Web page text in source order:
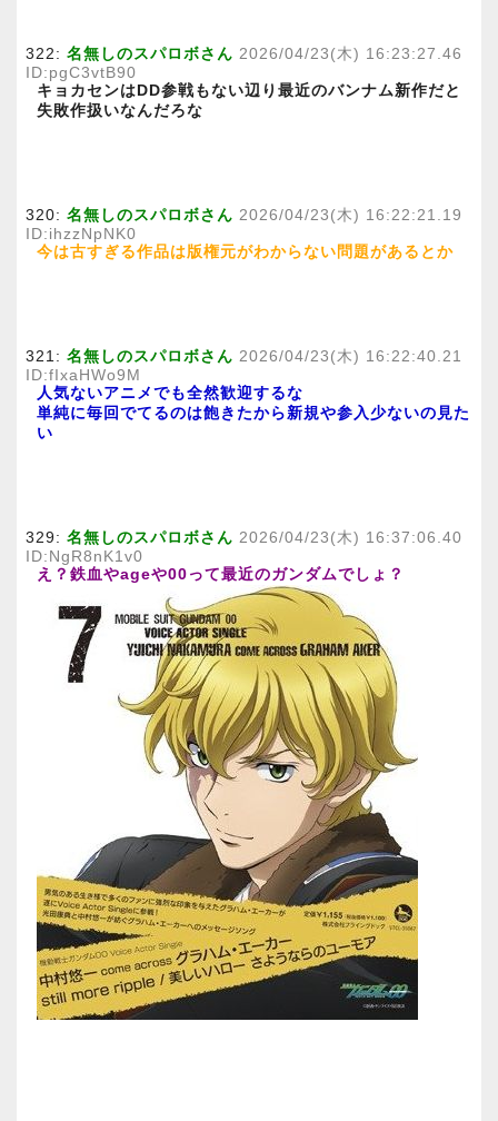
322: 名無しのスパロボさん 2026/04/23(木) 16:23:27.46
ID:pgC3vtB90
キョカセンはDD参戦もない辺り最近のバンナム新作だと
失敗作扱いなんだろな
320: 名無しのスパロボさん 2026/04/23(木) 16:22:21.19
ID:ihzzNpNK0
今は古すぎる作品は版権元がわからない問題があるとか
321: 名無しのスパロボさん 2026/04/23(木) 16:22:40.21
ID:fIxaHWo9M
人気ないアニメでも全然歓迎するな
単純に毎回でてるのは飽きたから新規や参入少ないの見た
い
329: 名無しのスパロボさん 2026/04/23(木) 16:37:06.40
ID:NgR8nK1v0
え？鉄血やageや00って最近のガンダムでしょ？